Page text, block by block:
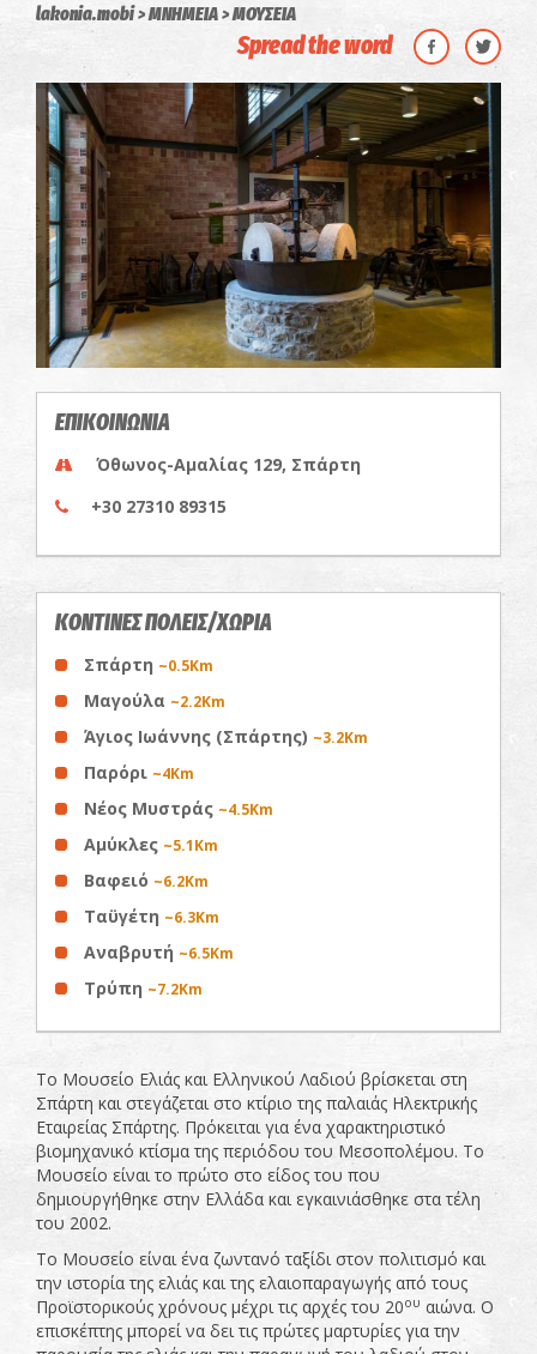
lakonia.mobi ΜΝΗΜΕΙΑ ΜΟΥΣΕΙΑ
Spread the word
ΕΠΙΚΟΙΝΩΝΙΑ
Όθωνος-Αμαλίας 129, Σπάρτη
+30 27310 89315
ΚΟΝΤΙΝΕΣ ΠΟΛΕΙΣ/ΧΩΡΙΑ
Σπάρτη ~0.5Km
Μαγούλα ~2.2Km
Άγιος Ιωάννης (Σπάρτης) ~3.2Km
Παρόρι ~4Km
Νέος Μυστράς ~4.5Km
Αμύκλες ~5.1Km
Βαφειό ~6.2Km
Ταϋγέτη ~6.3Km
Αναβρυτή ~6.5Km
Τρύπη ~7.2Km
Το Μουσείο Ελιάς και Ελληνικού Λαδιού βρίσκεται στη
Σπάρτη και στεγάζεται στο κτίριο της παλαιάς Ηλεκτρικής
Εταιρείας Σπάρτης. Πρόκειται για ένα χαρακτηριστικό
βιομηχανικό κτίσμα της περιόδου του Μεσοπολέμου. Το
Μουσείο είναι το πρώτο στο είδος του που
δημιουργήθηκε στην Ελλάδα και εγκαινιάσθηκε στα τέλη
του 2002.
Το Μουσείο είναι ένα ζωντανό ταξίδι στον πολιτισμό και
την ιστορία της ελιάς και της ελαιοπαραγωγής από τους
Προϊστορικούς χρόνους μέχρι τις αρχές του 20ου αιώνα. Ο
επισκέπτης μπορεί να δει τις πρώτες μαρτυρίες για την